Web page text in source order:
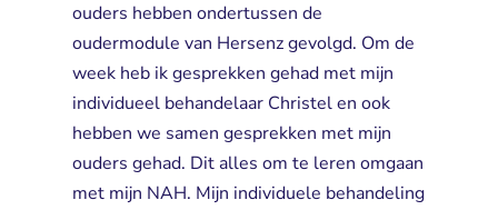
ouders hebben ondertussen de
oudermodule van Hersenz gevolgd. Om de
week heb ik gesprekken gehad met mijn
individueel behandelaar Christel en ook
hebben we samen gesprekken met mijn
ouders gehad. Dit alles om te leren omgaan
met mijn NAH. Mijn individuele behandeling